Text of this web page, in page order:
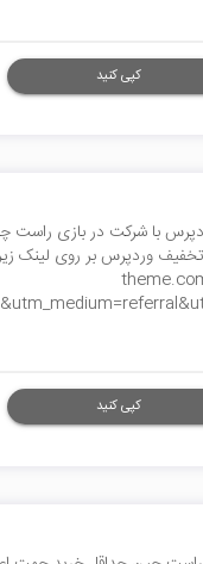
کپی کنید
19 سالگی وردپرس با شرکت
کپی کنید